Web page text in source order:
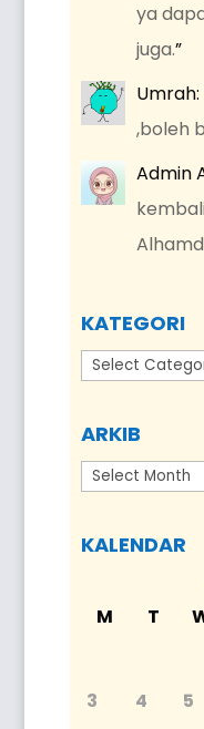
ya
juga.”
Umrah:
,boleh
Admin
KATEGORI
Kategori
ARKIB
Arkib
KALENDAR
M T
3
4 5